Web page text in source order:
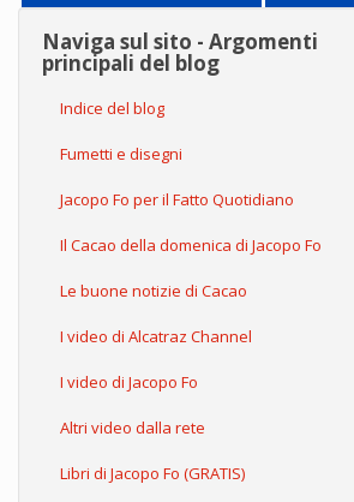
Naviga sul sito - Argomenti
principali del blog
Indice del blog
Fumetti e disegni
Jacopo Fo per il Fatto Quotidiano
Il Cacao della domenica di Jacopo Fo
Le buone notizie di Cacao
I video di Alcatraz Channel
I video di Jacopo Fo
Altri video dalla rete
Libri di Jacopo Fo (GRATIS)